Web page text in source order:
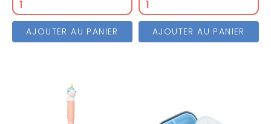
AJOUTER AU PANIER AJOUTER AU PANIER